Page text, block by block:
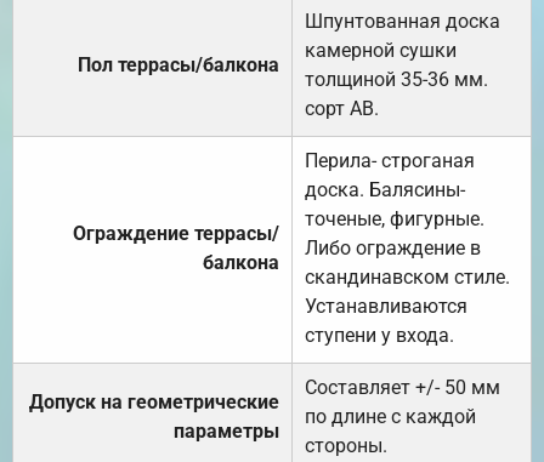
Пол террасы/балкона
Шпунтованная доска
камерной сушки
толщиной 35-36 мм.
сорт АВ.
Ограждение террасы/
балкона
Перила- строганая
доска. Балясины-
точеные, фигурные.
Либо ограждение в
скандинавском стиле.
Устанавливаются
ступени у входа.
Допуск на геометрические
параметры
Составляет +/- 50 мм
по длине с каждой
стороны.